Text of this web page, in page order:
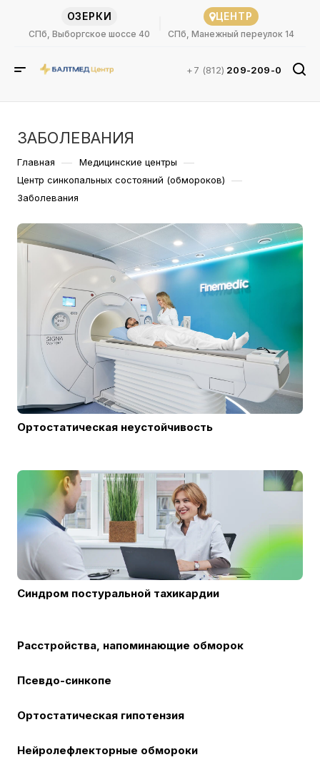
ОЗЕРКИ
СПб, Выборгское шоссе 40
ЦЕНТР
СПб, Манежный переулок 14
+7 (812) 209-209-0
ЗАБОЛЕВАНИЯ
Главная — Медицинские центры —
Центр синкопальных состояний (обмороков) —
Заболевания
Ортостатическая неустойчивость
Синдром постуральной тахикардии
Расстройства, напоминающие обморок
Псевдо-синкопе
Ортостатическая гипотензия
Нейролефлекторные обмороки